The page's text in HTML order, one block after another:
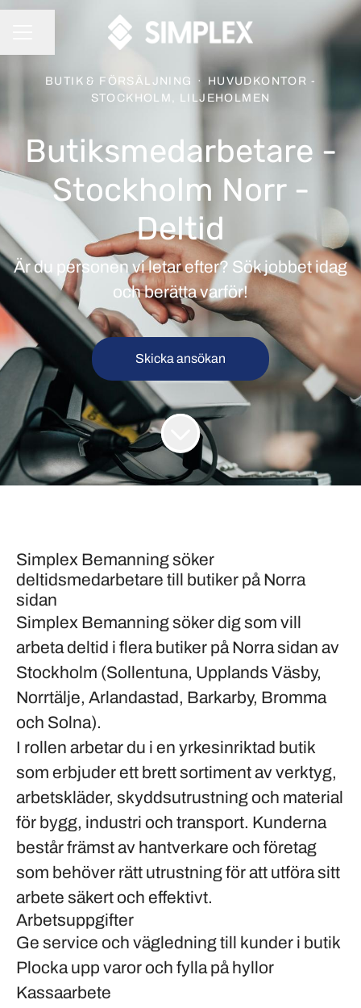
BUTIK & FÖRSÄLJNING ·
HUVUDKONTOR -
STOCKHOLM, LILJEHOLMEN
Butiksmedarbetare -
Stockholm Norr -
Deltid
Är du personen vi letar efter? Sök jobbet idag
och berätta varför!
Skicka ansökan
Simplex Bemanning söker
deltidsmedarbetare till butiker på Norra
sidan
Simplex Bemanning söker dig som vill
arbeta deltid i flera butiker på Norra sidan av
Stockholm (Sollentuna, Upplands Väsby,
Norrtälje, Arlandastad, Barkarby, Bromma
och Solna).
I rollen arbetar du i en yrkesinriktad butik
som erbjuder ett brett sortiment av verktyg,
arbetskläder, skyddsutrustning och material
för bygg, industri och transport. Kunderna
består främst av hantverkare och företag
som behöver rätt utrustning för att utföra sitt
arbete säkert och effektivt.
Arbetsuppgifter
Ge service och vägledning till kunder i butik
Plocka upp varor och fylla på hyllor
Kassaarbete